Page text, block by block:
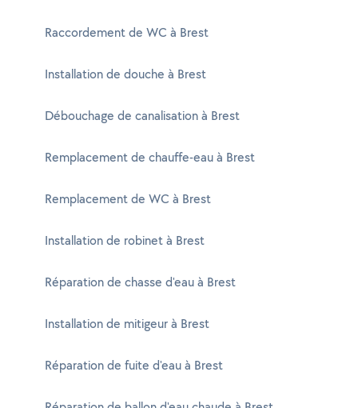
Raccordement de WC à Brest
Installation de douche à Brest
Débouchage de canalisation à Brest
Remplacement de chauffe-eau à Brest
Remplacement de WC à Brest
Installation de robinet à Brest
Réparation de chasse d'eau à Brest
Installation de mitigeur à Brest
Réparation de fuite d'eau à Brest